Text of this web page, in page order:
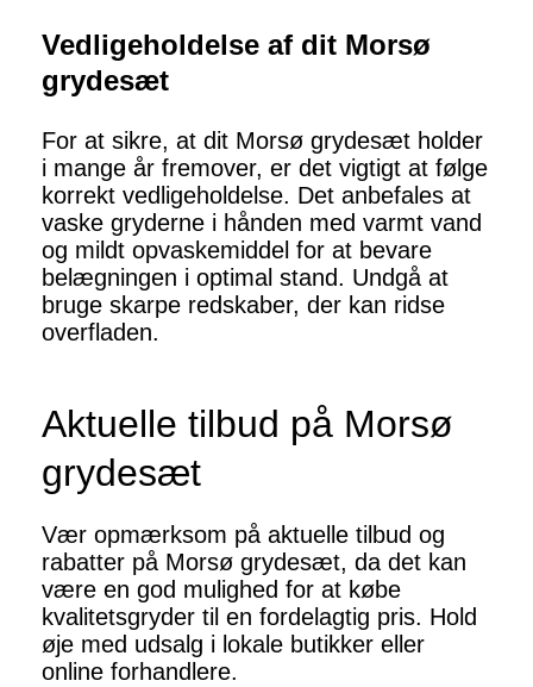
Vedligeholdelse af dit Morsø
grydesæt
For at sikre, at dit Morsø grydesæt holder
i mange år fremover, er det vigtigt at følge
korrekt vedligeholdelse. Det anbefales at
vaske gryderne i hånden med varmt vand
og mildt opvaskemiddel for at bevare
belægningen i optimal stand. Undgå at
bruge skarpe redskaber, der kan ridse
overfladen.
Aktuelle tilbud på Morsø
grydesæt
Vær opmærksom på aktuelle tilbud og
rabatter på Morsø grydesæt, da det kan
være en god mulighed for at købe
kvalitetsgryder til en fordelagtig pris. Hold
øje med udsalg i lokale butikker eller
online forhandlere.